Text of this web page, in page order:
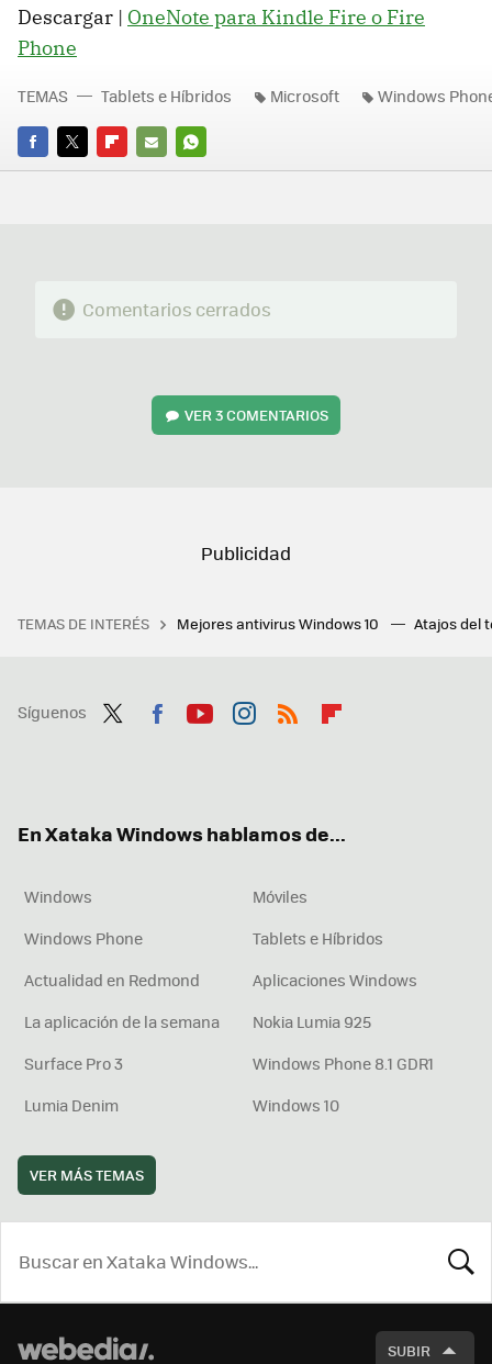
Descargar | OneNote para Kindle Fire o Fire
Phone
FACEBOOK
TWITTERFLIPBOARD
E-
WHATSAPP
TEMAS Tablets e Híbridos Microsoft Windows
Comentarios cerrados
VER3 COMENTARIOS
TEMAS DE INTERÉS Mejores antivirus Windows 10 Atajos del
Síguenos
En Xataka Windows hablamos de...
Windows
Móviles
Windows Phone
Tablets e Híbridos
Actualidad en Redmond
Aplicaciones Windows
La aplicación de la semana
Nokia Lumia 925
Surface Pro 3
Windows Phone 8.1 GDR1
Lumia Denim
Windows 10
VER MÁS TEMAS
SUBIR